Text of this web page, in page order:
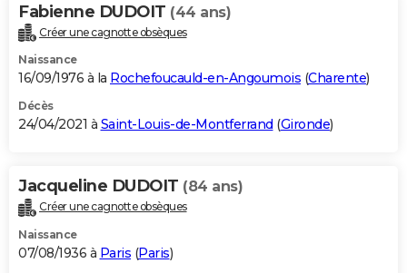
Fabienne DUDOIT (44 ans)
Créer une cagnotte obsèques
Naissance
16/09/1976 à la Rochefoucauld-en-Angoumois (Charente)
Décès
24/04/2021 à Saint-Louis-de-Montferrand (Gironde)
Jacqueline DUDOIT (84 ans)
Créer une cagnotte obsèques
Naissance
07/08/1936 à Paris (Paris)